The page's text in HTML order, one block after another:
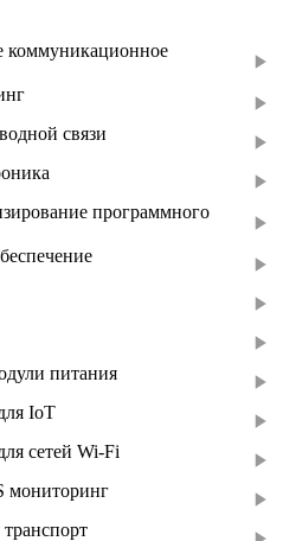
связи
программного
питания
IoT
сетей Wi-Fi